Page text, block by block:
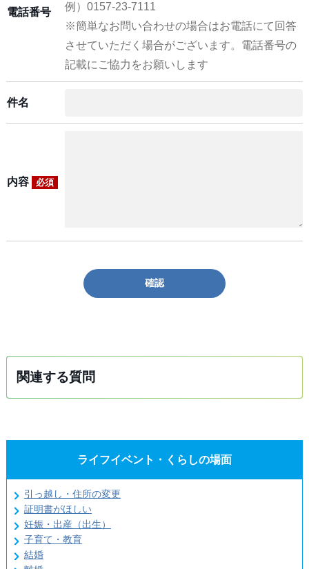
電話番号
例）0157-23-7111
※簡単なお問い合わせの場合はお電話にて回答
させていただく場合がございます。電話番号の
記載にご協力をお願いします
件名
内容 必須
確認
関連する質問
ライフイベント・くらしの場面
引っ越し・住所の変更
証明書がほしい
妊娠・出産（出生）
子育て・教育
結婚